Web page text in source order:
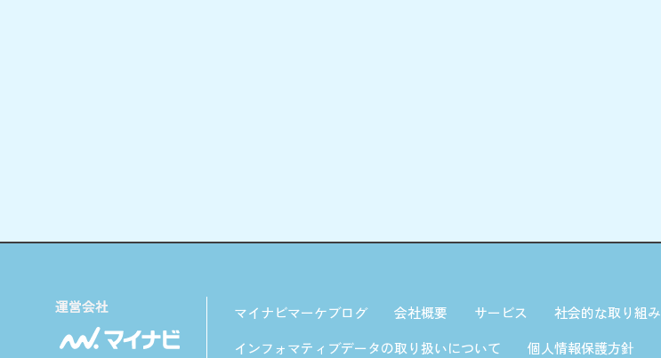
マイナビマーケブログ 会社概要 サービス 社会的な取り組み
インフォマティブデータの取り扱いについて
個人情報保護方針